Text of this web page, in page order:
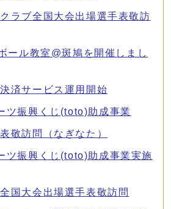
ラブ全国大会出場選手表敬訪
ール教室@斑鳩を開催しまし
済サービス運用開始
ツ振興くじ(toto)助成事業
敬訪問（なぎなた）
ツ振興くじ(toto)助成事業実施
国大会出場選手表敬訪問